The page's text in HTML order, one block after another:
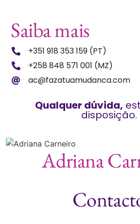
Saiba mais
+351 918 353 159 (PT)
+258 848 571 001 (MZ)
ac@fazatuamudanca.com
Qualquer dúvida,
disposição.
Adriana